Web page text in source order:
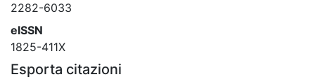
2282-6033
eISSN
1825-411X
Esporta citazioni